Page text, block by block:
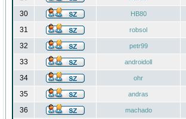
30 HB80
31 robsol
32 petr99
33 androidoll
34 ohr
35 andras
36 machado